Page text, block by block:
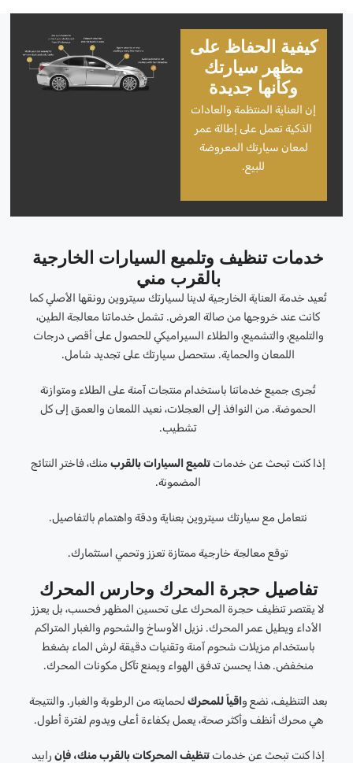
كيفية الحفاظ على
مظهر سيارتك
وكأنها جديدة
إن العناية المنتظمة والعادات
الذكية تعمل على إطالة عمر
لمعان سيارتك المعروضة
للبيع.
خدمات تنظيف وتلميع السيارات الخارجية
بالقرب مني
تُعيد خدمة العناية الخارجية لدينا لسيارتك سيتروين رونقها الأصلي كما
كانت عند خروجها من صالة العرض. تشمل خدماتنا معالجة الطين،
والتلميع، والتشميع، والطلاء السيراميكي للحصول على أقصى درجات
اللمعان والحماية. ستحصل سيارتك على تجديد شامل.
تُجرى جميع خدماتنا باستخدام منتجات آمنة على الطلاء ومتوازنة
الحموضة. من النوافذ إلى العجلات، نعيد اللمعان والعمق إلى كل
تشطيب.
إذا كنت تبحث عن خدمات تلميع السيارات بالقرب منك، فاختر النتائج
المضمونة.
نتعامل مع سيارتك سيتروين بعناية ودقة واهتمام بالتفاصيل.
توقع معالجة خارجية ممتازة تعزز وتحمي استثمارك.
تفاصيل حجرة المحرك وحارس المحرك
لا يقتصر تنظيف حجرة المحرك على تحسين المظهر فحسب، بل يعزز
الأداء ويطيل عمر المحرك. نزيل الأوساخ والشحوم والغبار المتراكم
باستخدام مزيلات شحوم آمنة وتقنيات دقيقة لرش الماء بضغط
منخفض. هذا يحسن تدفق الهواء ويمنع تآكل مكونات المحرك.
بعد التنظيف، نضع واقياً للمحرك لحمايته من الرطوبة والغبار. والنتيجة
هي محرك أنظف وأكثر صحة، يعمل بكفاءة أعلى ويدوم لفترة أطول.
إذا كنت تبحث عن خدمات تنظيف المحركات بالقرب منك، فإن رابيد